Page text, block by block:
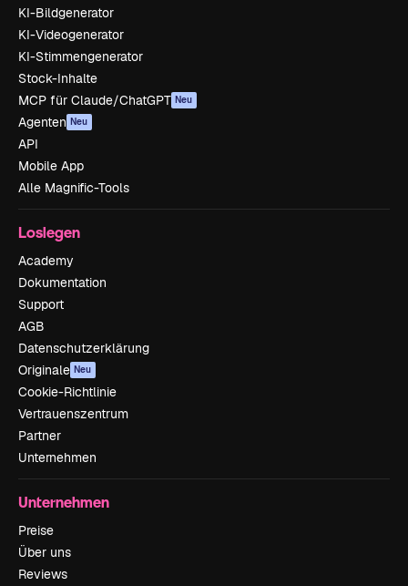
KI-Bildgenerator
KI-Videogenerator
KI-Stimmengenerator
Stock-Inhalte
MCP für Claude/ChatGPT Neu
Agenten Neu
API
Mobile App
Alle Magnific-Tools
Loslegen
Academy
Dokumentation
Support
AGB
Datenschutzerklärung
Originale Neu
Cookie-Richtlinie
Vertrauenszentrum
Partner
Unternehmen
Unternehmen
Preise
Über uns
Reviews